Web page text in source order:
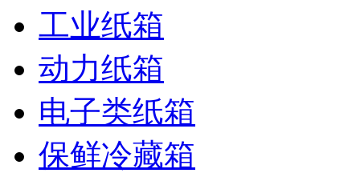
工业纸箱
动力纸箱
电子类纸箱
保鲜冷藏箱